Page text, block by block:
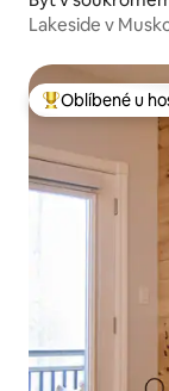
ville
Lakeside v
Nejlepší v
Oblíbené u